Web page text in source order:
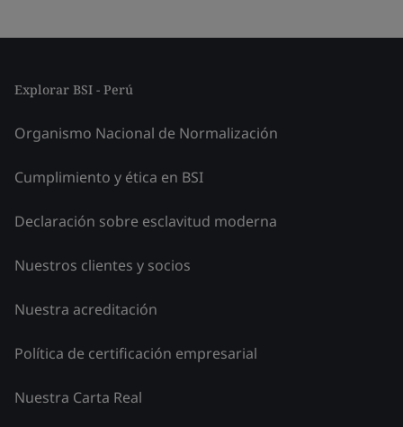
Explorar BSI - Perú
Organismo Nacional de Normalización
Cumplimiento y ética en BSI
Declaración sobre esclavitud moderna
Nuestros clientes y socios
Nuestra acreditación
Política de certificación empresarial
Nuestra Carta Real